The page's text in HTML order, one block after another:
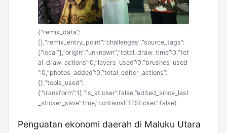
{“remix_data”:
[],”remix_entry_point”:”challenges”,”source_tags”:
[“local”],”origin”:”unknown”,”total_draw_time”:0,”tot
al_draw_actions”:0,”layers_used”:0,”brushes_used
”:0,”photos_added”:0,”total_editor_actions”:
{},”tools_used”:
{“transform”:1},”is_sticker”:false,”edited_since_last
_sticker_save”:true,”containsFTESticker”:false}
Penguatan ekonomi daerah di Maluku Utara